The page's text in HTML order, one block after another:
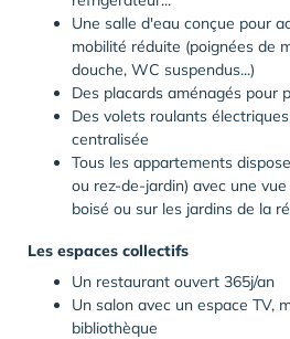
Une salle d'eau conçue pour
mobilité réduite (poignées de
douche, WC suspendus...)
Des placards aménagés pour
Des volets roulants
centralisée
Tous les appartements
ou rez-de-jardin) avec une
boisé ou sur les jardins de la
Les espaces collectifs
Un restaurant ouvert 365j/an
Un salon avec un espace TV,
bibliothèque